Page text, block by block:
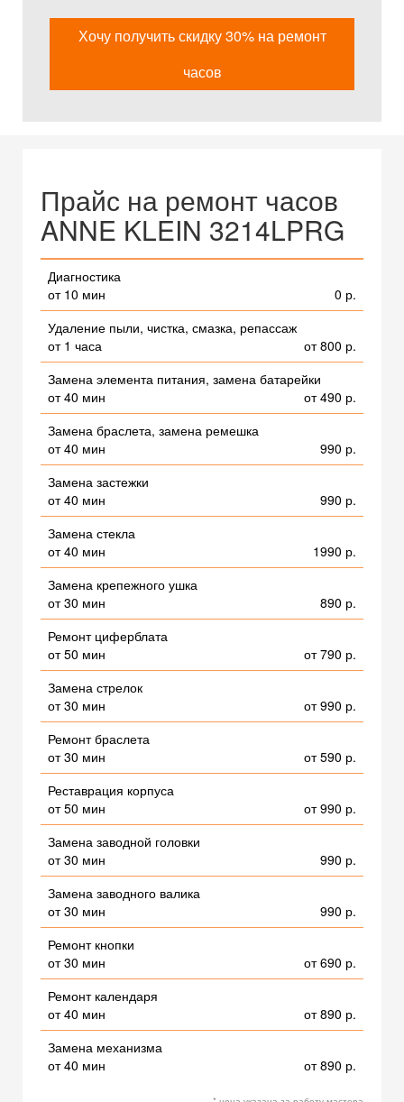
Хочу получить скидку 30% на ремонт
часов
Прайс на ремонт часов
ANNE KLEIN 3214LPRG
Диагностика
от 10 мин
0 р.
Удаление пыли, чистка, смазка, репассаж
от 1 часа
от 800 р.
Замена элемента питания, замена батарейки
от 40 мин
от 490 р.
Замена браслета, замена ремешка
от 40 мин
990 р.
Замена застежки
от 40 мин
990 р.
Замена стекла
от 40 мин
1990 р.
Замена крепежного ушка
от 30 мин
890 р.
Ремонт циферблата
от 50 мин
от 790 р.
Замена стрелок
от 30 мин
от 990 р.
Ремонт браслета
от 30 мин
от 590 р.
Реставрация корпуса
от 50 мин
от 990 р.
Замена заводной головки
от 30 мин
990 р.
Замена заводного валика
от 30 мин
990 р.
Ремонт кнопки
от 30 мин
от 690 р.
Ремонт календаря
от 40 мин
от 890 р.
Замена механизма
от 40 мин
от 890 р.